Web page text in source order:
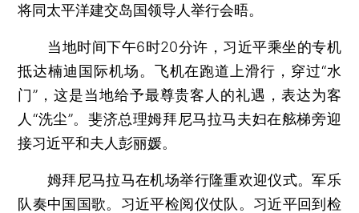
将同太平洋建交岛国领导人举行会晤。
当地时间下午6时20分许，习近平乘坐的专机
抵达楠迪国际机场。飞机在跑道上滑行，穿过“水
门”，这是当地给予最尊贵客人的礼遇，表达为客
人“洗尘”。斐济总理姆拜尼马拉马夫妇在舷梯旁迎
接习近平和夫人彭丽媛。
姆拜尼马拉马在机场举行隆重欢迎仪式。军乐
队奏中国国歌。习近平检阅仪仗队。习近平回到检